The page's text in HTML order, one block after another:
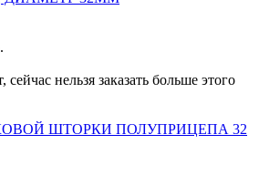
нельзя заказать больше этого
ШТОРКИ ПОЛУПРИЦЕПА 32